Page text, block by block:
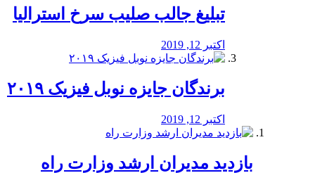
تبلیغ جالب صلیب سرخ استرالیا
اکتبر 12, 2019
برندگان جایزه نوبل فیزیک ۲۰۱۹
اکتبر 12, 2019
بازدید مدیران ارشد وزارت راه